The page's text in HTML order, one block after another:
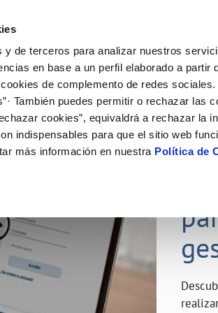
y de terceros para analizar nuestros
en base a un perfil elaborado a partir
de complemento de redes
También puedes permitir o rechazar las
cookies”, equivaldrá a rechazar la
indispensables para que el sitio web
más información en nuestra Política de
de titular
de suministro
VER TODAS LAS
Tu Servicio
AL CLIENTE
contacto
de fuga interior
Carta de
Customer
Tu Agua
del agua
CUIDADOS
Consejos
Depósitos
DE GESTIÓN Y CERTIFICADOS
23